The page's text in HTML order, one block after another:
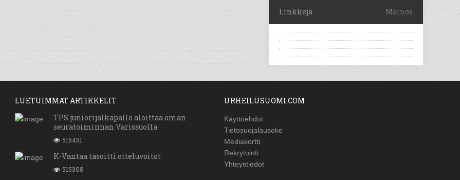
Linkkejä Mainos
LUETUIMMAT ARTIKKELIT
TPS juniorijalkapallo aloittaa oman
seuratoiminnan Varissuolla
515451
K-Vantaa tasoitti otteluvoitot
515308
URHEILUSUOMI.COM
Käyttöehdot
Tietosuojalauseke
Mediakortti
Rekrytointi
Yhteystiedot